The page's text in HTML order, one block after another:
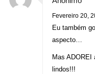
Fevereiro 20,
Eu também
aspecto…
Mas
lindos!!!